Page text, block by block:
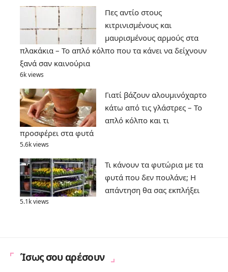
Πες αντίο στους
κιτρινισμένους και
μαυρισμένους αρμούς στα
πλακάκια – Το απλό κόλπο που τα κάνει να δείχνουν
ξανά σαν καινούρια
6k views
Γιατί βάζουν αλουμινόχαρτο
κάτω από τις γλάστρες – Το
απλό κόλπο και τι
προσφέρει στα φυτά
5.6k views
Τι κάνουν τα φυτώρια με τα
φυτά που δεν πουλάνε; Η
απάντηση θα σας εκπλήξει
5.1k views
Ίσως σου αρέσουν